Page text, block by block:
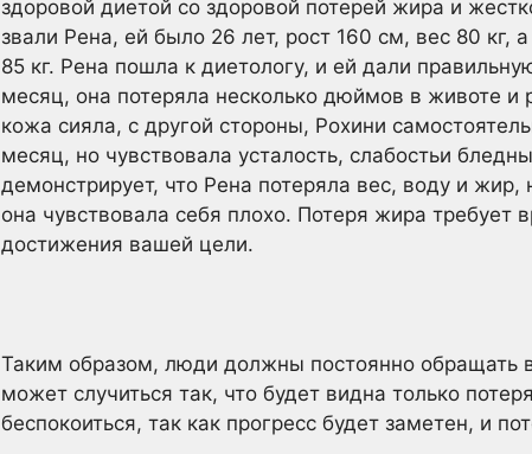
здоровой диетой со здоровой потерей жира и
звали Рена, ей было 26 лет, рост 160 см, вес 80 кг,
85 кг. Рена пошла к диетологу, и ей дали
месяц, она потеряла несколько дюймов в животе и
кожа сияла, с другой стороны, Рохини
месяц, но чувствовала усталость, слабостьи
демонстрирует, что Рена потеряла вес, воду и
она чувствовала себя плохо. Потеря жира требует
достижения вашей цели.
Таким образом, люди должны постоянно обращать
может случиться так, что будет видна только
беспокоиться, так как прогресс будет заметен, и